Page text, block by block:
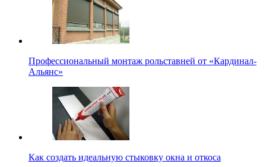
Профессиональный монтаж рольставней от «Кардинал-
Альянс»
Как создать идеальную стыковку окна и откоса